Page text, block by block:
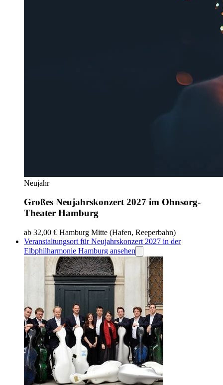
Neujahr
Großes Neujahrskonzert 2027 im Ohnsorg-
Theater Hamburg
ab 32,00 € Hamburg Mitte (Hafen, Reeperbahn)
Veranstaltungsort für Neujahrskonzert 2027 in der
Elbphilharmonie Hamburg ansehen